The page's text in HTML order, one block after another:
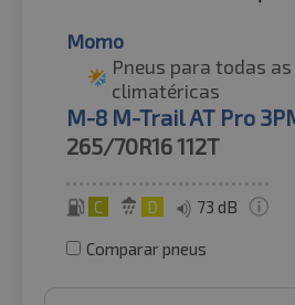
Momo
Pneus para todas
climatéricas
M-8 M-Trail AT Pro
265/70R16112T
C D 73 dB
Comparar pneus